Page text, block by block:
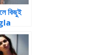
কিছুই